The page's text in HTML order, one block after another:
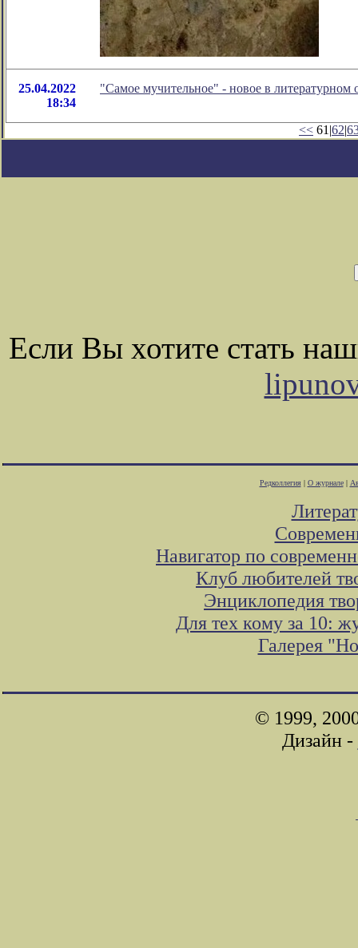
25.04.2022
18:34
"Самое мучительное" - новое в
<< 61|62|
Если Вы хотите стать
Редколлегия| О журнале|
Навигатор по
Клуб любителей
Энциклопедия
Для тех кому за 10:
Галерея
© 1999,
Дизайн -